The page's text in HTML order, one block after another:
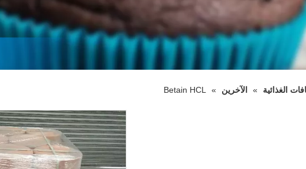
الغذائية » الآخرين »
Betain HCL